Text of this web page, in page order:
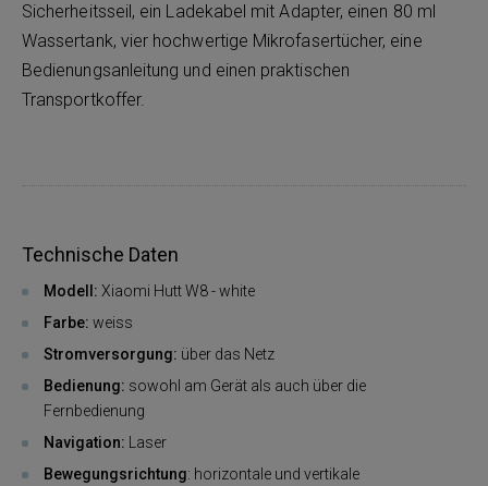
Sicherheitsseil, ein Ladekabel mit Adapter, einen 80 ml
Wassertank, vier hochwertige Mikrofasertücher, eine
Bedienungsanleitung und einen praktischen
Transportkoffer.
Technische Daten
Modell: Xiaomi Hutt W8 - white
Farbe: weiss
Stromversorgung: über das Netz
Bedienung: sowohl am Gerät als auch über die
Fernbedienung
Navigation: Laser
Bewegungsrichtung: horizontale und vertikale